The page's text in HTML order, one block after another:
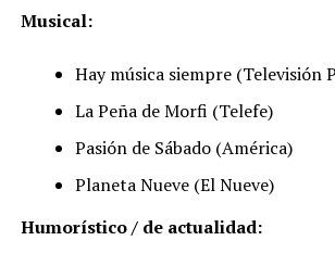
Musical:
Hay música siempre (Televisión
La Peña de Morfi (Telefe)
Pasión de Sábado (América)
Planeta Nueve (El Nueve)
Humorístico / de actualidad: